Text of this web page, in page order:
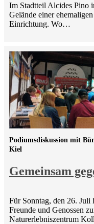
Im Stadtteil Alcides Pino
Gelände einer
Einrichtung. Wo…
Gemeinsam
Podiumsdiskussion mit
Kiel
Für Sonntag, den 26.
Freunde und Genossen
Naturerlebniszentrum